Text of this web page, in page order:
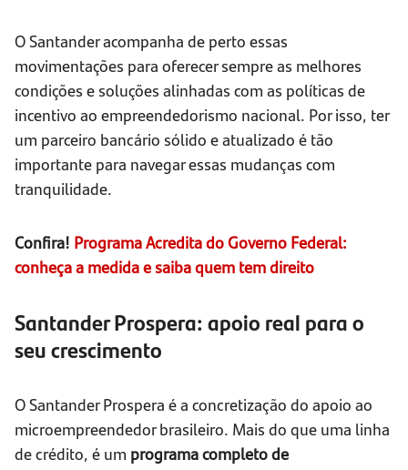
O Santander acompanha de perto essas
movimentações para oferecer sempre as melhores
condições e soluções alinhadas com as políticas de
incentivo ao empreendedorismo nacional. Por isso, ter
um parceiro bancário sólido e atualizado é tão
importante para navegar essas mudanças com
tranquilidade.
Confira! Programa Acredita do Governo Federal:
conheça a medida e saiba quem tem direito
Santander Prospera: apoio real para o
seu crescimento
O Santander Prospera é a concretização do apoio ao
microempreendedor brasileiro. Mais do que uma linha
de crédito, é um programa completo de